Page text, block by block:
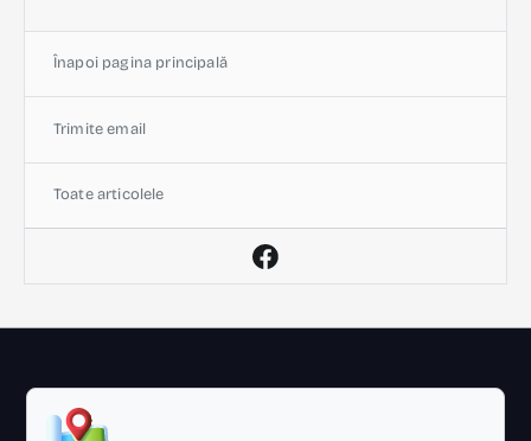
Înapoi pagina principală
Trimite email
Toate articolele